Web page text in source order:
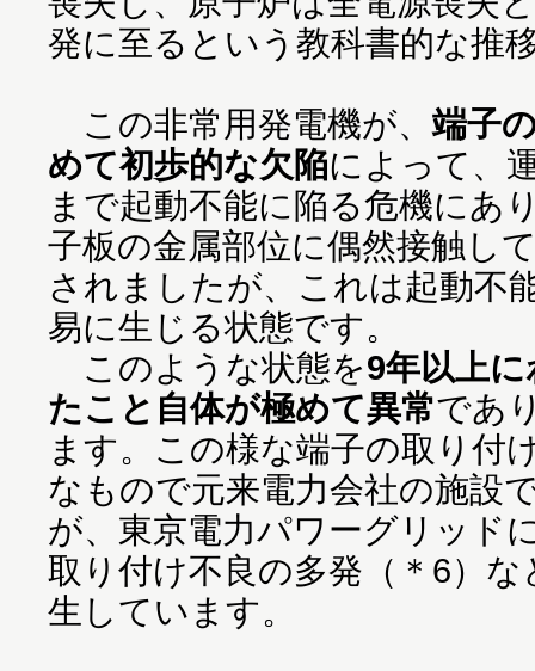
発に至るという教科書的な推
この非常用発電機が、端子
めて初歩的な欠陥によって、
まで起動不能に陥る危機にあ
子板の金属部位に偶然接触し
されましたが、これは起動不
易に生じる状態です。
このような状態を9年以上
たこと自体が極めて異常であ
ます。この様な端子の取り付
なもので元来電力会社の施設
が、東京電力パワーグリッド
取り付け不良の多発（＊6）
生しています。